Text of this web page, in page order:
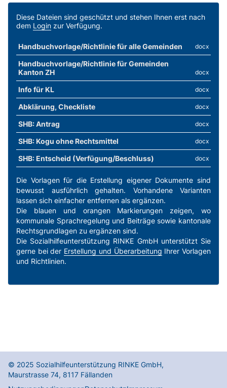
SKOS-RL C.6.8 Abs. 3 lit. b
Diese Dateien sind geschützt und stehen Ihnen erst nach
dem Login zur Verfügung.
Handbuchvorlage/Richtlinie für alle Gemeinden docx
Handbuchvorlage/Richtlinie für Gemeinden
Kanton ZH
docx
Info für KL docx
Abklärung, Checkliste docx
SHB: Antrag docx
SHB: Kogu ohne Rechtsmittel docx
SHB: Entscheid (Verfügung/Beschluss) docx
Die Vorlagen für die Erstellung eigener Dokumente sind
bewusst ausführlich gehalten. Vorhandene Varianten
lassen sich einfacher entfernen als ergänzen.
Die blauen und orangen Markierungen zeigen, wo
kommunale Sprachregelung und Beiträge sowie kantonale
Rechtsgrundlagen zu ergänzen sind.
Die Sozialhilfeunterstützung RINKE GmbH unterstützt Sie
gerne bei der Erstellung und Überarbeitung Ihrer Vorlagen
und Richtlinien.
© 2025 Sozialhilfeunterstützung RINKE GmbH,
Maurstrasse 74, 8117 Fällanden